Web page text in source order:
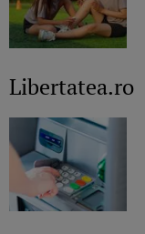
Libertatea.ro